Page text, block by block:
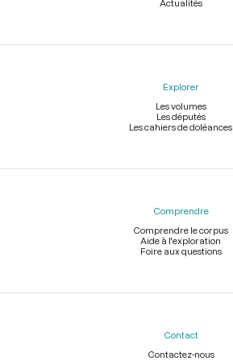
Actualités
Explorer
Les volumes
Les députés
Les cahiers de doléances
Comprendre
Comprendre le corpus
Aide à l'exploration
Foire aux questions
Contact
Contactez-nous